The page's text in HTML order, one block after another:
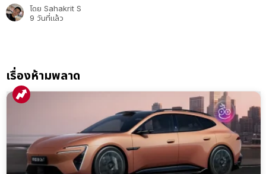
โดย Sahakrit S
9 วันที่แล้ว
เรื่องห้ามพลาด